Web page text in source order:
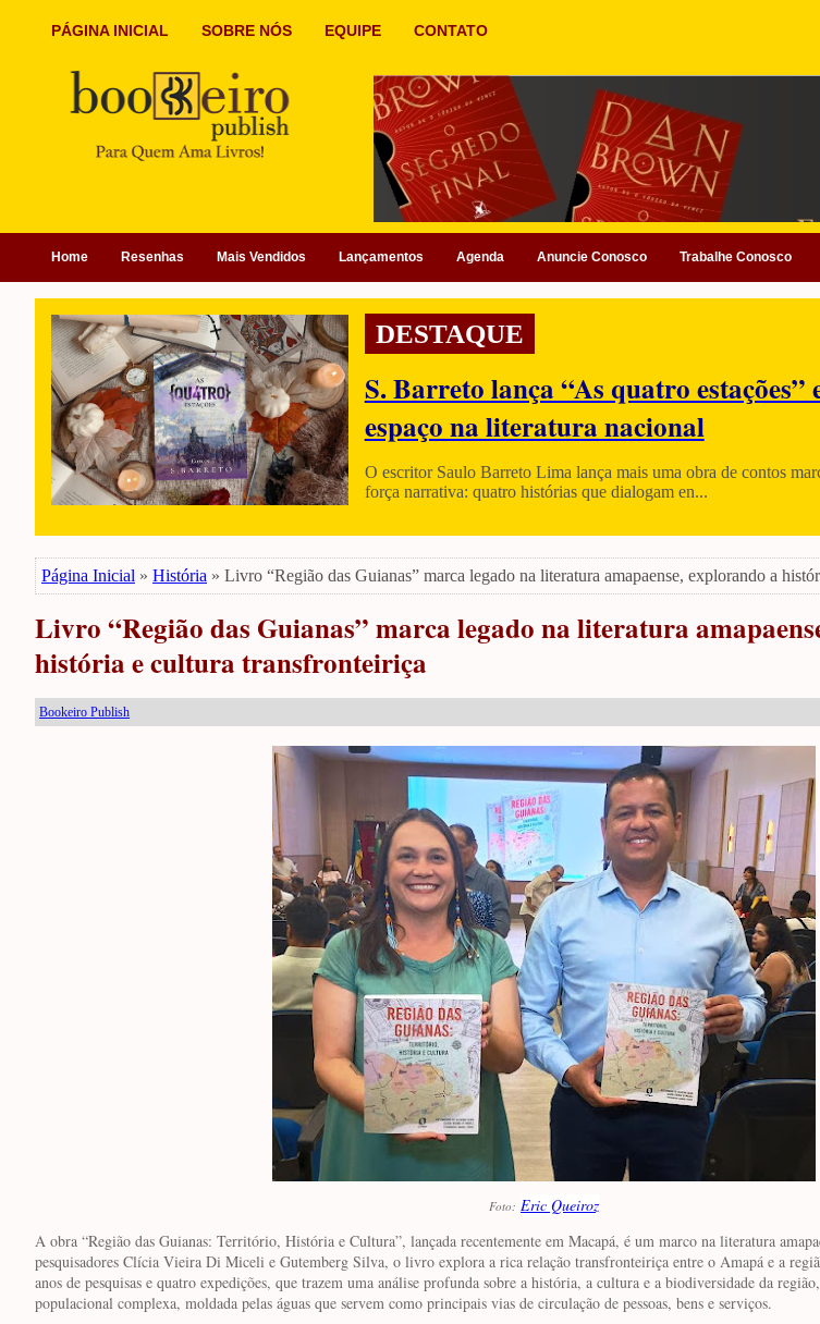
PÁGINA INICIAL SOBRE NÓS EQUIPE CONTATO
Home Resenhas Mais Vendidos Lançamentos Agenda Anuncie Conosco Trabalhe Conosco
DESTAQUE
S. Barreto lança “As quatro estações”
espaço na literatura nacional
O escritor Saulo Barreto Lima lança mais uma obra de contos
força narrativa: quatro histórias que dialogam en...
Página Inicial » História » Livro “Região das Guianas” marca legado na literatura amapaense, explorando a
Livro “Região das Guianas” marca legado na literatura
história e cultura transfronteiriça
Bookeiro Publish
Foto: Eric Queiroz
A obra “Região das Guianas: Território, História e Cultura”, lançada recentemente em Macapá, é um marco na literatura
pesquisadores Clícia Vieira Di Miceli e Gutemberg Silva, o livro explora a rica relação transfronteiriça entre o Amapá e a
anos de pesquisas e quatro expedições, que trazem uma análise profunda sobre a história, a cultura e a biodiversidade da
populacional complexa, moldada pelas águas que servem como principais vias de circulação de pessoas, bens e serviços.